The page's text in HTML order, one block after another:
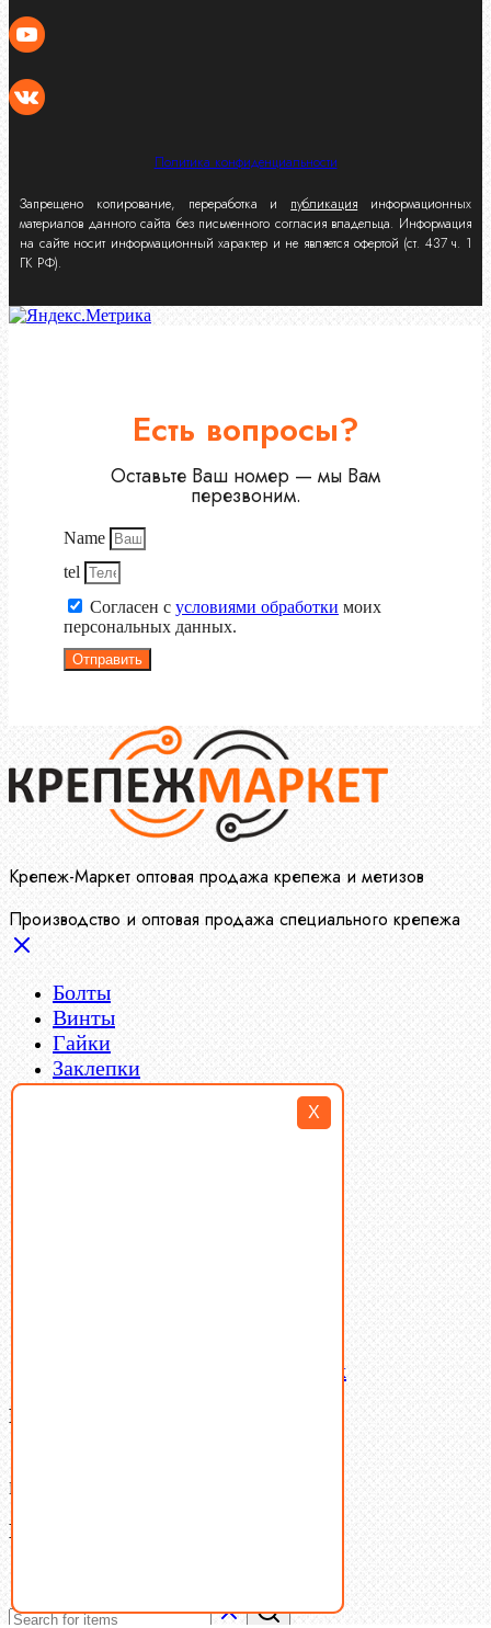
X
Политика конфиденциальности
Запрещено копирование, переработка и публикация информационных
материалов данного сайта без письменного согласия владельца. Информация
на сайте носит информационный характер и не является офертой (ст. 437 ч. 1
ГК РФ).
Есть вопросы?
Оставьте Ваш номер — мы Вам
перезвоним.
Name
tel
Согласен с условиями обработки моих
персональных данных.
Отправить
Крепеж-Маркет оптовая продажа крепежа и метизов
Производство и оптовая продажа специального крепежа
Болты
Винты
Гайки
Заклепки
Пресс-масленки
Латунный и бронзовый крепеж
Ваша корзина
В корзине нет товаров.
Поиск